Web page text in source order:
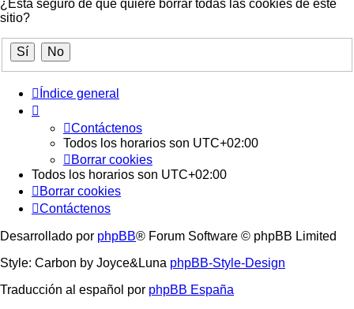
¿Está seguro de que quiere borrar todas las cookies de este
sitio?
Índice general
Contáctenos
Todos los horarios son UTC+02:00
Borrar cookies
Todos los horarios son UTC+02:00
Borrar cookies
Contáctenos
Desarrollado por phpBB® Forum Software © phpBB Limited
Style: Carbon by Joyce&Luna phpBB-Style-Design
Traducción al español por phpBB España